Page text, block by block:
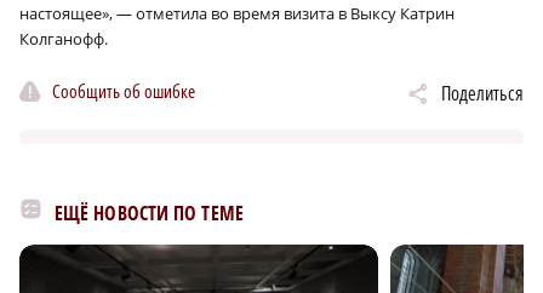
настоящее», — отметила во время визита в Выксу Катрин
Колганофф.
Сообщить об ошибке Поделиться
ЕЩЁ НОВОСТИ ПО ТЕМЕ